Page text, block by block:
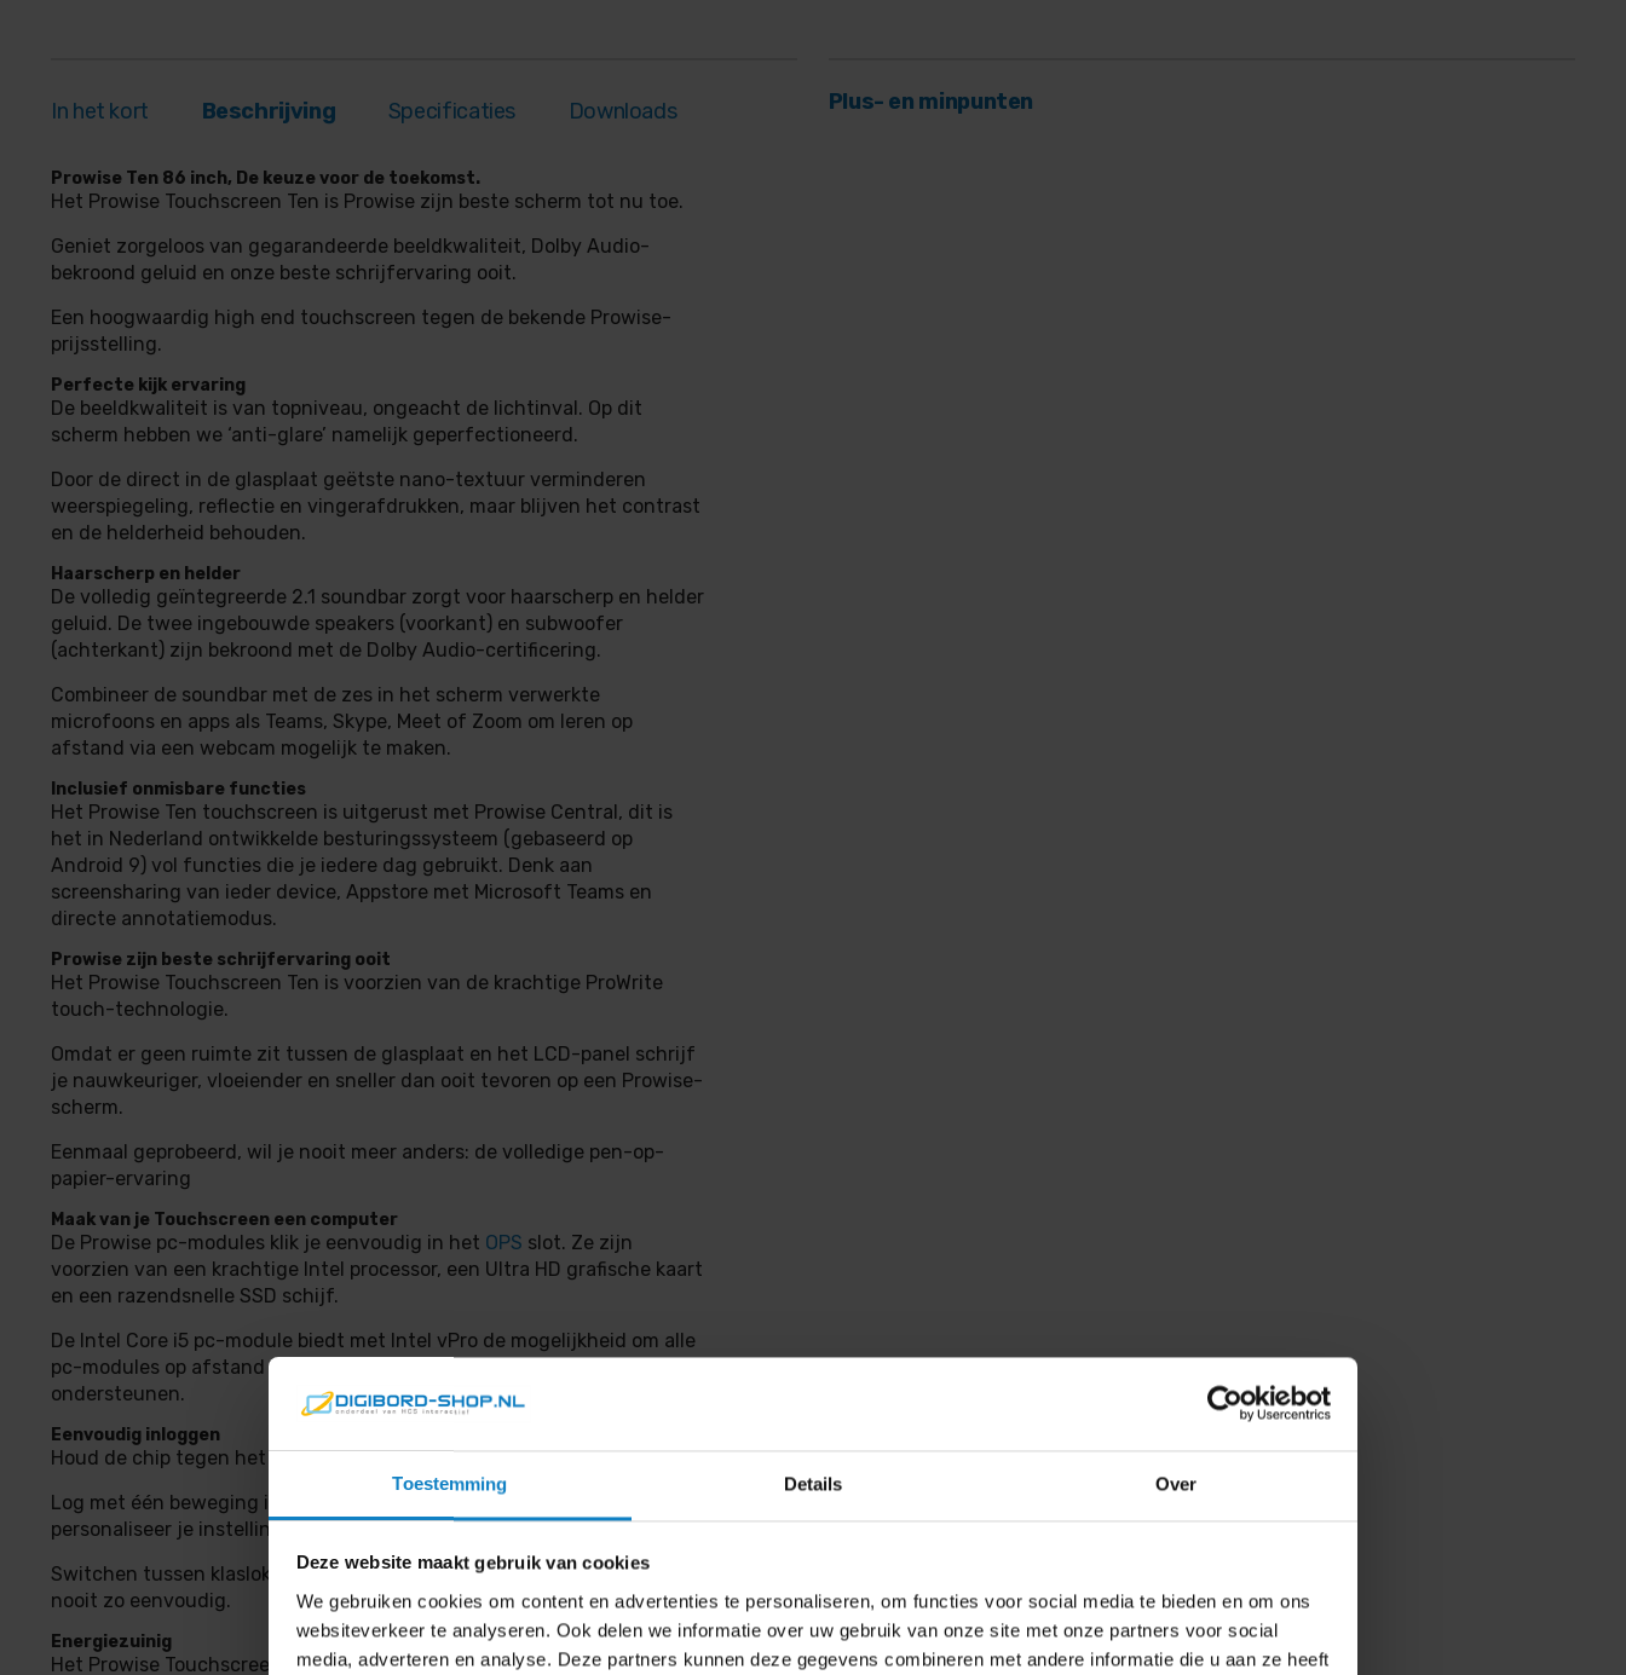
Toestemming Details Over
Deze website maakt gebruik van cookies
We gebruiken cookies om content en advertenties te personaliseren, om functies voor social media te bieden en om ons
websiteverkeer te analyseren. Ook delen we informatie over uw gebruik van onze site met onze partners voor social
media, adverteren en analyse. Deze partners kunnen deze gegevens combineren met andere informatie die u aan ze heeft
In het kort Beschrijving Specificaties Downloads
Prowise Ten 86 inch, De keuze voor de toekomst.
Het Prowise Touchscreen Ten is Prowise zijn beste scherm tot nu toe.
Geniet zorgeloos van gegarandeerde beeldkwaliteit, Dolby Audio-
bekroond geluid en onze beste schrijfervaring ooit.
Een hoogwaardig high end touchscreen tegen de bekende Prowise-
prijsstelling.
Perfecte kijk ervaring
De beeldkwaliteit is van topniveau, ongeacht de lichtinval. Op dit
scherm hebben we ‘anti-glare’ namelijk geperfectioneerd.
Door de direct in de glasplaat geëtste nano-textuur verminderen
weerspiegeling, reflectie en vingerafdrukken, maar blijven het contrast
en de helderheid behouden.
Haarscherp en helder
De volledig geïntegreerde 2.1 soundbar zorgt voor haarscherp en helder
geluid. De twee ingebouwde speakers (voorkant) en subwoofer
(achterkant) zijn bekroond met de Dolby Audio-certificering.
Combineer de soundbar met de zes in het scherm verwerkte
microfoons en apps als Teams, Skype, Meet of Zoom om leren op
afstand via een webcam mogelijk te maken.
Inclusief onmisbare functies
Het Prowise Ten touchscreen is uitgerust met Prowise Central, dit is
het in Nederland ontwikkelde besturingssysteem (gebaseerd op
Android 9) vol functies die je iedere dag gebruikt. Denk aan
screensharing van ieder device, Appstore met Microsoft Teams en
directe annotatiemodus.
Prowise zijn beste schrijfervaring ooit
Het Prowise Touchscreen Ten is voorzien van de krachtige ProWrite
touch-technologie.
Omdat er geen ruimte zit tussen de glasplaat en het LCD-panel schrijf
je nauwkeuriger, vloeiender en sneller dan ooit tevoren op een Prowise-
scherm.
Eenmaal geprobeerd, wil je nooit meer anders: de volledige pen-op-
papier-ervaring
Maak van je Touchscreen een computer
De Prowise pc-modules klik je eenvoudig in het OPS slot. Ze zijn
voorzien van een krachtige Intel processor, een Ultra HD grafische kaart
en een razendsnelle SSD schijf.
De Intel Core i5 pc-module biedt met Intel vPro de mogelijkheid om alle
pc-modules op afstand te
ondersteunen.
Eenvoudig inloggen
Houd de chip tegen het bord om veilig data te verzenden.
Log met één beweging in op Central of je Windows-systeem via NFC en
personaliseer je instellingen via Prowise Central.
Switchen tussen klaslokalen en verschillende Touchscreens was nog
nooit zo eenvoudig.
Energiezuinig
Het Prowise Touchscreen is voorzien van de ENERGY STAR-
Plus- en minpunten